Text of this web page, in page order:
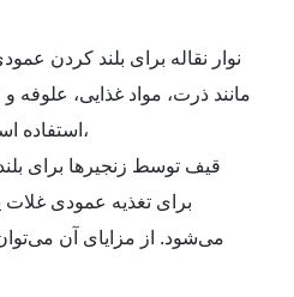
نوار نقاله برای بلند کردن
مانند ذرت، مواد غذایی، علوفه
استفاده است. برای دستگاه بلند کردن،
قیف توسط زنجیرها برای
برای تغذیه عمودی غلات
می‌شود. از مزایای آن می‌توان